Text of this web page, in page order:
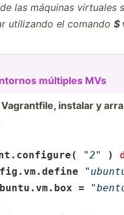
las máquinas virtuales
utilizando el comando $
múltiples MVs
instalar y
"­2" )
.vm.define
=